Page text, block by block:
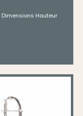
Dimensions Hauteur